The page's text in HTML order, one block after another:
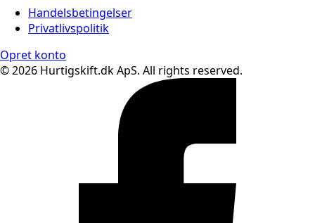
Handelsbetingelser
Privatlivspolitik
Opret konto
© 2026 Hurtigskift.dk ApS. All rights reserved.